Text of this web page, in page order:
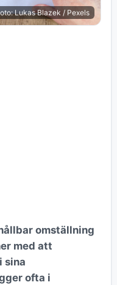
Lukas Blazek / Pexels
omställning
med att
sina
ofta i